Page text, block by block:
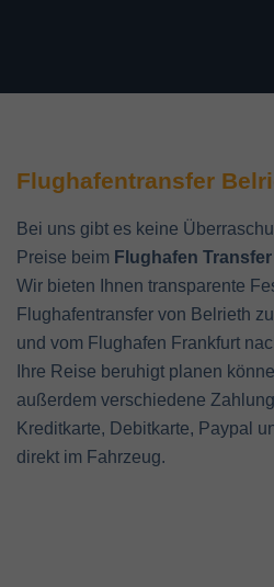
Flughafentransfer
Bei uns gibt es keine
Preise beim Flughafen
Wir bieten Ihnen transparente
Flughafentransfer von Belrieth
und vom Flughafen Frankfurt
Ihre Reise beruhigt planen
außerdem verschiedene
Kreditkarte, Debitkarte, Paypal
direkt im Fahrzeug.